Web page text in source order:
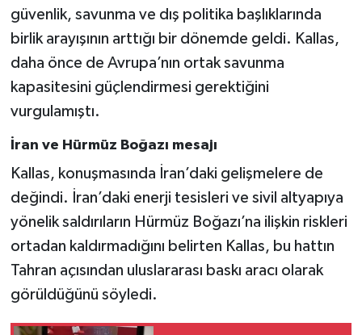
güvenlik, savunma ve dış politika başlıklarında
birlik arayışının arttığı bir dönemde geldi. Kallas,
daha önce de Avrupa’nın ortak savunma
kapasitesini güçlendirmesi gerektiğini
vurgulamıştı.
İran ve Hürmüz Boğazı mesajı
Kallas, konuşmasında İran’daki gelişmelere de
değindi. İran’daki enerji tesisleri ve sivil altyapıya
yönelik saldırıların Hürmüz Boğazı’na ilişkin riskleri
ortadan kaldırmadığını belirten Kallas, bu hattın
Tahran açısından uluslararası baskı aracı olarak
görüldüğünü söyledi.